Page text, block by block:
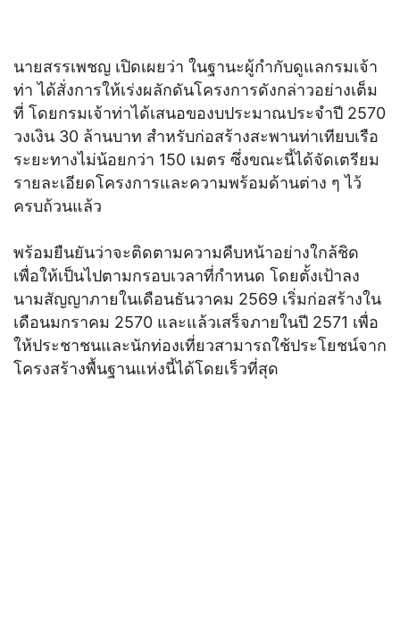
นายสรรเพชญ เปิดเผยว่า ในฐานะผู้กำกับดูแลกรมเจ้า
ท่า ได้สั่งการให้เร่งผลักดันโครงการดังกล่าวอย่างเต็ม
ที่ โดยกรมเจ้าท่าได้เสนอของบประมาณประจำปี 2570
วงเงิน 30 ล้านบาท สำหรับก่อสร้างสะพานท่าเทียบเรือ
ระยะทางไม่น้อยกว่า 150 เมตร ซึ่งขณะนี้ได้จัดเตรียม
รายละเอียดโครงการและความพร้อมด้านต่าง ๆ ไว้
ครบถ้วนแล้ว
พร้อมยืนยันว่าจะติดตามความคืบหน้าอย่างใกล้ชิด
เพื่อให้เป็นไปตามกรอบเวลาที่กำหนด โดยตั้งเป้าลง
นามสัญญาภายในเดือนธันวาคม 2569 เริ่มก่อสร้างใน
เดือนมกราคม 2570 และแล้วเสร็จภายในปี 2571 เพื่อ
ให้ประชาชนและนักท่องเที่ยวสามารถใช้ประโยชน์จาก
โครงสร้างพื้นฐานแห่งนี้ได้โดยเร็วที่สุด